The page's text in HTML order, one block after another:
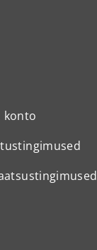
konto